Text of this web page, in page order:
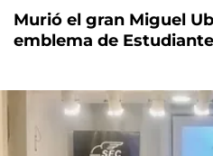
Murió el gran Miguel
emblema de